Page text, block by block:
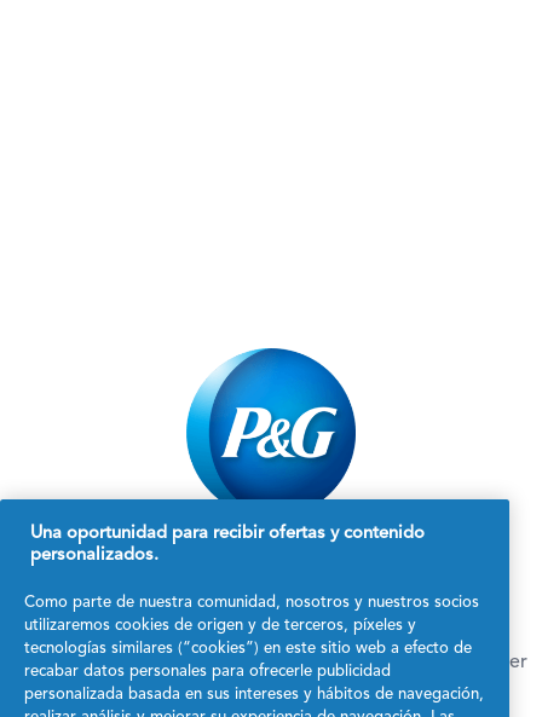
Our site is currently
undergoing maintenance.
We apologize for the inconvenience. Please check back later
or feel free to contact our support team.
Una oportunidad para recibir ofertas y contenido
personalizados.
Como parte de nuestra comunidad, nosotros y nuestros socios
utilizaremos cookies de origen y de terceros, píxeles y
tecnologías similares (“cookies”) en este sitio web a efecto de
recabar datos personales para ofrecerle publicidad
personalizada basada en sus intereses y hábitos de navegación,